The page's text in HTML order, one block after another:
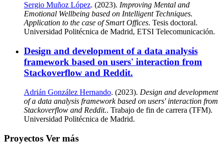
Sergio Muñoz López. (2023). Improving Mental and
Emotional Wellbeing based on Intelligent Techniques.
Application to the case of Smart Offices. Tesis doctoral.
Universidad Politécnica de Madrid, ETSI Telecomunicación.
Design and development of a data analysis
framework based on users' interaction from
Stackoverflow and Reddit.
Adrián González Hernando. (2023). Design and development
of a data analysis framework based on users' interaction from
Stackoverflow and Reddit.. Trabajo de fin de carrera (TFM).
Universidad Politécnica de Madrid.
Proyectos Ver más